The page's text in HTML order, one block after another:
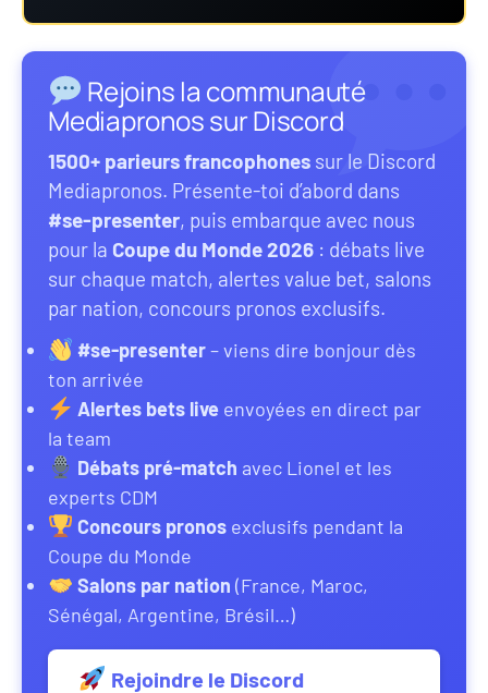
Rejoins la communauté
Mediapronos sur Discord
1500+ parieurs francophones sur le Discord
Mediapronos. Présente-toi d’abord dans
#se-presenter, puis embarque avec nous
pour la Coupe du Monde 2026 : débats live
sur chaque match, alertes value bet, salons
par nation, concours pronos exclusifs.
#se-presenter– viens dire bonjour dès
ton arrivée
Alertes bets live envoyées en direct par
la team
Débats pré-match avec Lionel et les
experts CDM
Concours pronos exclusifs pendant la
Coupe du Monde
Salons par nation (France, Maroc,
Sénégal, Argentine, Brésil…)
Rejoindre le Discord